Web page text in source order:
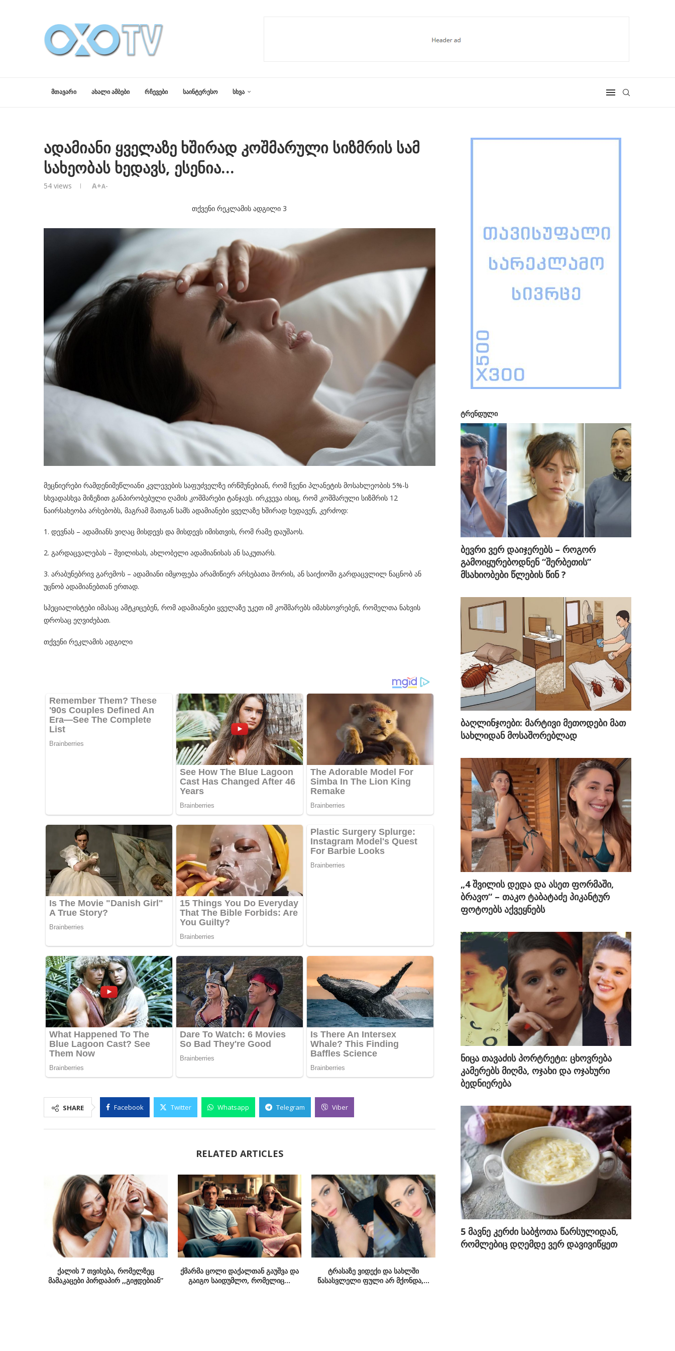
ᲛᲗᲐᲕᲐᲠᲘ ᲐᲮᲐᲚᲘ ᲐᲛᲑᲔᲑᲘ ᲠᲩᲔᲕᲔᲑᲘ ᲡᲐᲘᲜᲢᲔᲠᲔᲡᲝ ᲡᲮᲕᲐ
ადამიანი ყველაზე ხშირად კოშმარული სიზმრის სამ
სახეობას ხედავს, ესენია…
54 views A+A-
თქვენი რეკლამის ადგილი 3
მეცნიერები რამდენიმეწლიანი კვლევების საფუძველზე ირწმუნებიან, რომ ჩვენი პლანეტის მოსახლეობის 5%-ს
სხვადასხვა მიზეზით განპირობებული ღამის კოშმარები ტანჯავს. ირკვევა ისიც, რომ კოშმარული სიზმრის 12
ნაირსახეობა არსებობს, მაგრამ მათგან სამს ადამიანები ყველაზე ხშირად ხედავენ, კერძოდ:
1. დევნას – ადამიანს ვიღაც მისდევს და მისდევს იმისთვის, რომ რამე დაუშაოს.
2. გარდაცვალებას – შვილისას, ახლობელი ადამიანისას ან საკუთარს.
3. არაბუნებრივ გარემოს – ადამიანი იმყოფება არამიწიერ არსებათა შორის, ან საიქიოში გარდაცვლილ ნაცნობ ან
უცნობ ადამიანებთან ერთად.
სპეციალისტები იმასაც ამტკიცებენ, რომ ადამიანები ყველაზე უკეთ იმ კოშმარებს იმახსოვრებენ, რომელთა ნახვის
დროსაც ეღვიძებათ.
თქვენი რეკლამის ადგილი
SHARE Facebook Twitter Whatsapp Telegram Viber
RELATED ARTICLES
ქალის 7 თვისება, რომელზეც
მამაკაცები პირდაპირ ,,გიჟდებიან”
ქმარმა ცოლი დაქალთან გაუშვა და
გაიგო საიდუმლო, რომელიც...
ტრასაზე ვიდექი და სახლში
წასასვლელი ფული არ მქონდა,...
ტრენდული
ბევრი ვერ დაიჯერებს – როგორ
გამოიყურებოდნენ “შერბეთის”
მსახიობები წლების წინ ?
ბაღლინჯოები: მარტივი მეთოდები მათ
სახლიდან მოსაშორებლად
„4 შვილის დედა და ასეთ ფორმაში,
ბრავო“ – თაკო ტაბატაძე პიკანტურ
ფოტოებს აქვეყნებს
ნიცა თავაძის პორტრეტი: ცხოვრება
კამერებს მიღმა, ოჯახი და ოჯახური
ბედნიერება
5 მავნე კერძი საბჭოთა წარსულიდან,
რომლებიც დღემდე ვერ დავივიწყეთ